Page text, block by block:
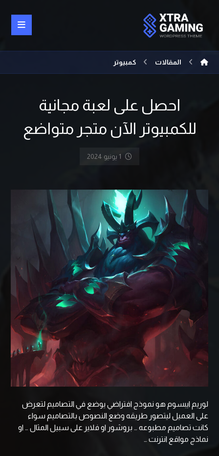
المقالات كمبيوتر
احصل على لعبة مجانية
للكمبيوتر الآن متجر متواضع
1 يونيو 2024
لوريم ايبسوم هو نموذج افتراضي يوضع في التصاميم لتعرض
على العميل ليتصور طريقه وضع النصوص بالتصاميم سواء
كانت تصاميم مطبوعه … بروشور او فلاير على سبيل المثال … او
نماذج مواقع انترنت …